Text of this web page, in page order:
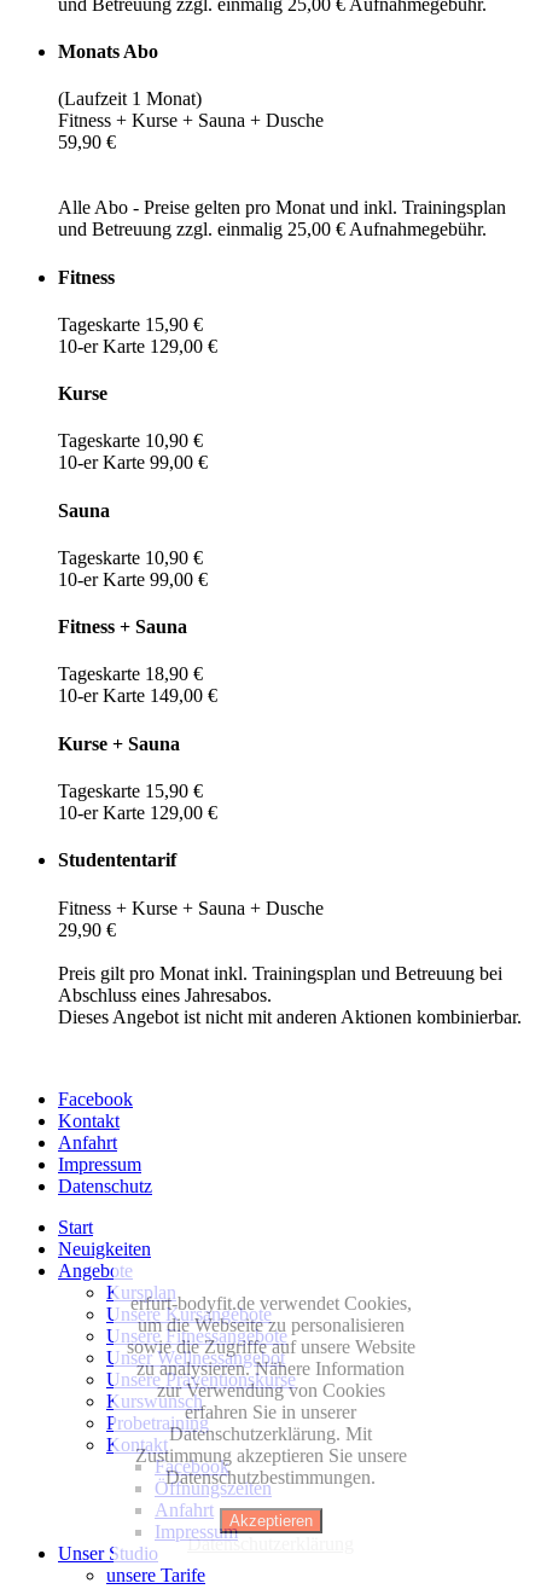
Monats Abo
(Laufzeit 1 Monat)
Fitness + Kurse + Sauna + Dusche
59,90 €
Alle Abo - Preise gelten pro Monat und inkl. Trainingsplan
und Betreuung zzgl. einmalig 25,00 € Aufnahmegebühr.
Fitness
Tageskarte 15,90 €
10-er Karte 129,00 €
Kurse
Tageskarte 10,90 €
10-er Karte 99,00 €
Sauna
Tageskarte 10,90 €
10-er Karte 99,00 €
Fitness + Sauna
Tageskarte 18,90 €
10-er Karte 149,00 €
Kurse + Sauna
Tageskarte 15,90 €
10-er Karte 129,00 €
Studententarif
Fitness + Kurse + Sauna + Dusche
29,90 €
Preis gilt pro Monat inkl. Trainingsplan und Betreuung bei
Abschluss eines Jahresabos.
Dieses Angebot ist nicht mit anderen Aktionen kombinierbar.
Facebook
Kontakt
Anfahrt
Impressum
Datenschutz
Start
Neuigkeiten
Angebote
Kursplan
Unsere Kursangebote
Unsere Fitnessangebote
Unser Wellnessangebot
Unsere Präventionskurse
Kurswunsch
Probetraining
Kontakt
Facebook
Öffnungszeiten
Anfahrt
Impressum
Unser Studio
unsere Tarife
erfurt-bodyfit.de verwendet Cookies,
um die Webseite zu personalisieren
sowie die Zugriffe auf unsere Website
zu analysieren. Nähere Information
zur Verwendung von Cookies
erfahren Sie in unserer
Datenschutzerklärung. Mit
Zustimmung akzeptieren Sie unsere
Datenschutzbestimmungen.
Akzeptieren
Datenschutzerklärung